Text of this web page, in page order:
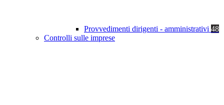
Provvedimenti dirigenti - amministrativi 48
Controlli sulle imprese